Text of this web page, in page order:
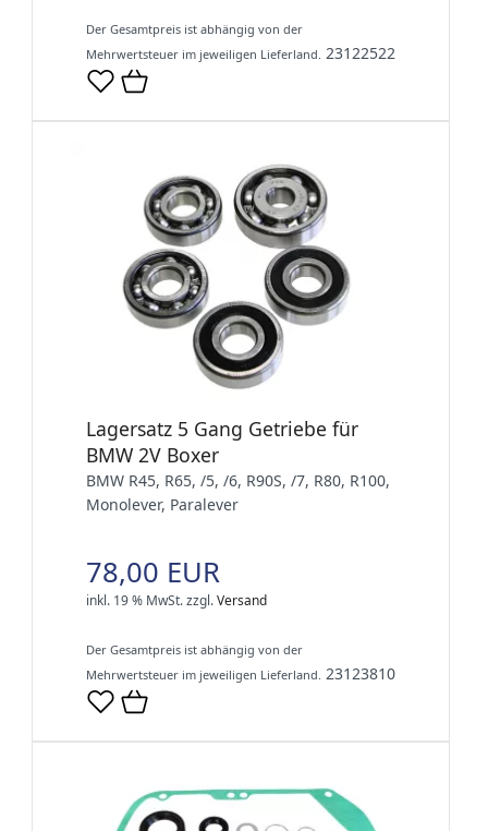
Der Gesamtpreis ist abhängig von der
Mehrwertsteuer im jeweiligen Lieferland. 23122522
Lagersatz 5 Gang Getriebe für
BMW 2V Boxer
BMW R45, R65, /5, /6, R90S, /7, R80, R100,
Monolever, Paralever
78,00 EUR
inkl. 19 % MwSt.zzgl.Versand
Der Gesamtpreis ist abhängig von der
Mehrwertsteuer im jeweiligen Lieferland. 23123810